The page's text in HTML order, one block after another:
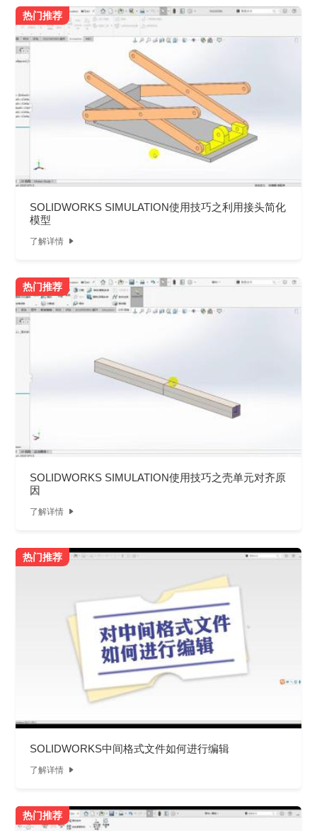
热门推荐
SOLIDWORKS SIMULATION使用技巧之利用接头简化
模型
了解详情 
热门推荐
SOLIDWORKS SIMULATION使用技巧之壳单元对齐原
因
了解详情 
热门推荐
SOLIDWORKS中间格式文件如何进行编辑
了解详情 
热门推荐